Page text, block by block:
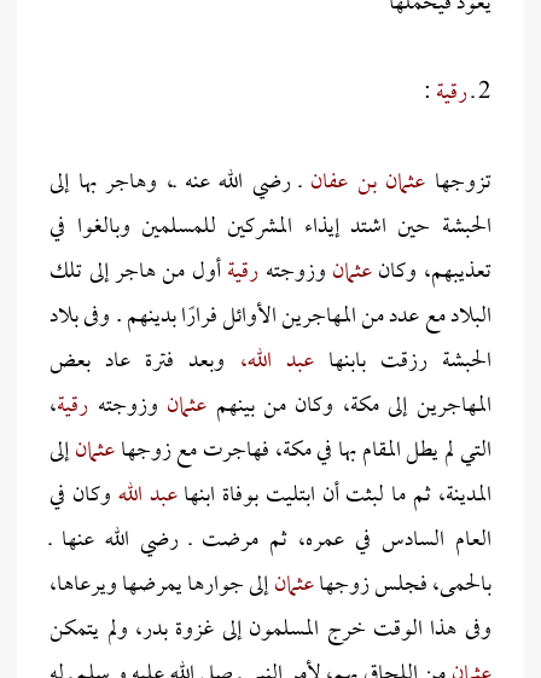
2 ـ رقية:
تزوجها عثمان بن عفانـ رضي الله عنه ـ، وهاجر بها إلى
الحبشة حين اشتد إيذاء المشركين للمسلمين وبالغوا في
تعذيبهم، وكانعثمانوزوجتهرقيةأول من هاجر إلى تلك
البلاد مع عدد من المهاجرين الأوائل فرارًا بدينهم . وفى بلاد
الحبشة رزقت بابنهاعبد الله، وبعد فترة عاد بعض
المهاجرين إلى مكة، وكان من بينهم عثمان وزوجته رقية،
التي لم يطل المقام بها في مكة، فهاجرت مع زوجهاعثمانإلى
المدينة، ثم ما لبثت أن ابتليت بوفاة ابنهاعبد اللهوكان في
العام السادس في عمره، ثم مرضت ـ رضي الله عنها ـ
بالحمى، فجلس زوجهاعثمانإلى جوارها يمرضها ويرعاها،
وفى هذا الوقت خرج المسلمون إلى غزوة بدر، ولم يتمكن